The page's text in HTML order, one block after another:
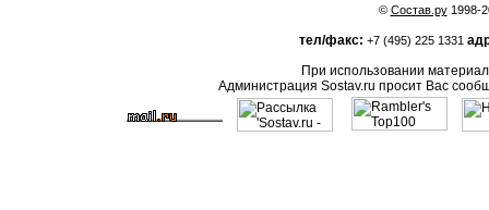
© Состав.ру1998-
тел/факс: +7 (495) 225 1331
При использовании
Администрация Sostav.ru просит Вас